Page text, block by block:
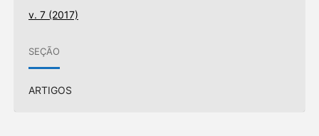
v. 7 (2017)
SEÇÃO
ARTIGOS